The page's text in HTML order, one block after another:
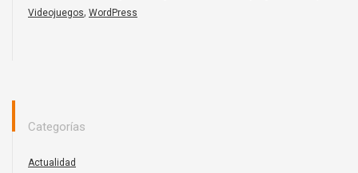
Videojuegos, WordPress
Categorías
Actualidad